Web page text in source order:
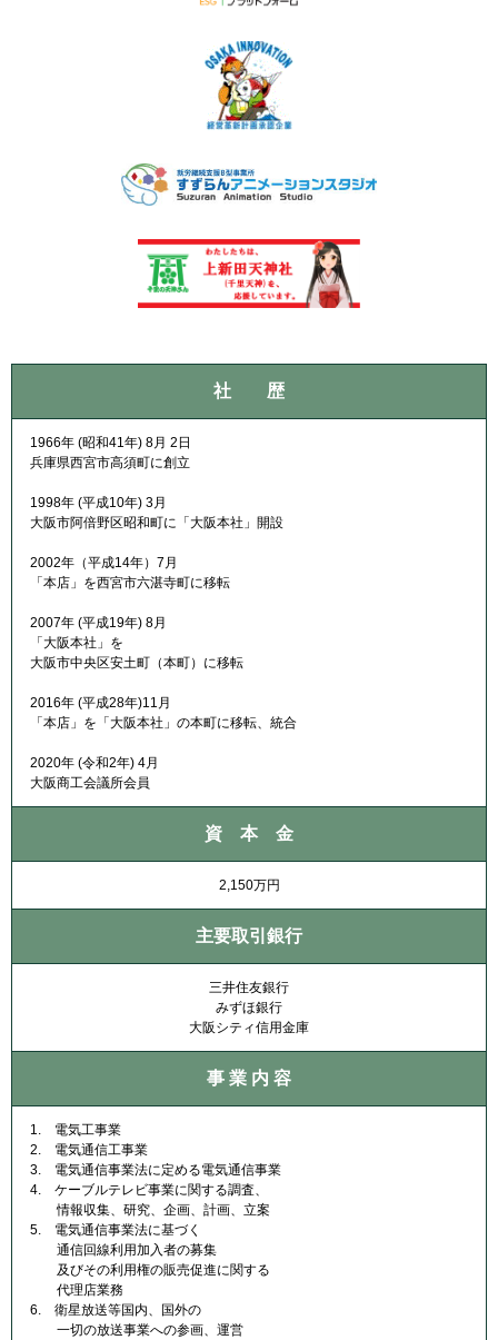
社 歴
1966年 (昭和41年) 8月 2日
兵庫県西宮市高須町に創立
1998年 (平成10年) 3月
大阪市阿倍野区昭和町に「大阪本社」開設
2002年（平成14年）7月
「本店」を西宮市六湛寺町に移転
2007年 (平成19年) 8月
「大阪本社」を
大阪市中央区安土町（本町）に移転
2016年 (平成28年)11月
「本店」を「大阪本社」の本町に移転、統合
2020年 (令和2年) 4月
大阪商工会議所会員
資 本 金
2,150万円
主要取引銀行
三井住友銀行
みずほ銀行
大阪シティ信用金庫
事 業 内 容
1. 電気工事業
2. 電気通信工事業
3. 電気通信事業法に定める電気通信事業
4. ケーブルテレビ事業に関する調査、
情報収集、研究、企画、計画、立案
5. 電気通信事業法に基づく
通信回線利用加入者の募集
及びその利用権の販売促進に関する
代理店業務
6. 衛星放送等国内、国外の
一切の放送事業への参画、運営